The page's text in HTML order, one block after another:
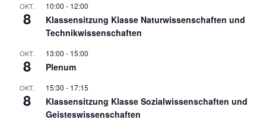
OKT.
8
10:00 - 12:00
Klassensitzung Klasse Naturwissenschaften und
Technikwissenschaften
OKT.
8
13:00 - 15:00
Plenum
OKT.
8
15:30 - 17:15
Klassensitzung Klasse Sozialwissenschaften und
Geisteswissenschaften